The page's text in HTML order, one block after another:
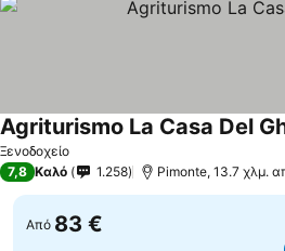
Ξενοδοχείο
Agriturismo La Casa Del
7,8 Καλό 1.258 Pimonte, 13.7 χλμ.
Από 83 €